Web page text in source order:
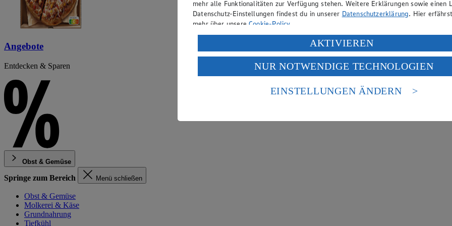
Angebote
Entdecken & Sparen
Obst & Gemüse
Springe zum Bereich Menü schließen
Obst & Gemüse
Molkerei & Käse
Grundnahrung
Tiefkühl
mehr alle Funktionalitäten zur Verfügung stehen. Weitere Erklärungen sowie einen
Datenschutz-Einstellungen findest du in unserer Datenschutzerklärung. Hier
mehr über unsereCookie-Policy.
Verarbeitung deiner personenbezogenen Daten in den USA durch Facebook und
Wenn du auf „Aktivieren“ klickst, willigst du im Sinne des Art. 49 Abs. 1 Satz 1 lit.
ein, dass deine Daten in den USA verarbeitet werden. Der EuGH sieht die USA als
einem nach europäischen Standards nicht angemessenen Datenschutzniveau an. Es
Risiko eines Zugriffs durch US-amerikanische Behörden.
AKTIVIEREN
NUR NOTWENDIGE TECHNOLOGIEN
EINSTELLUNGEN ÄNDERN